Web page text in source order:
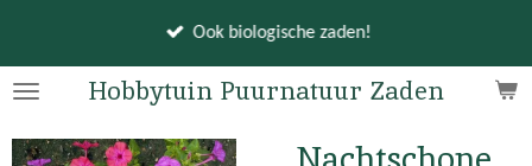
naar
hoofdinhoud
Hobbytuin Puurnatuur Zaden
Ook biologische zaden!